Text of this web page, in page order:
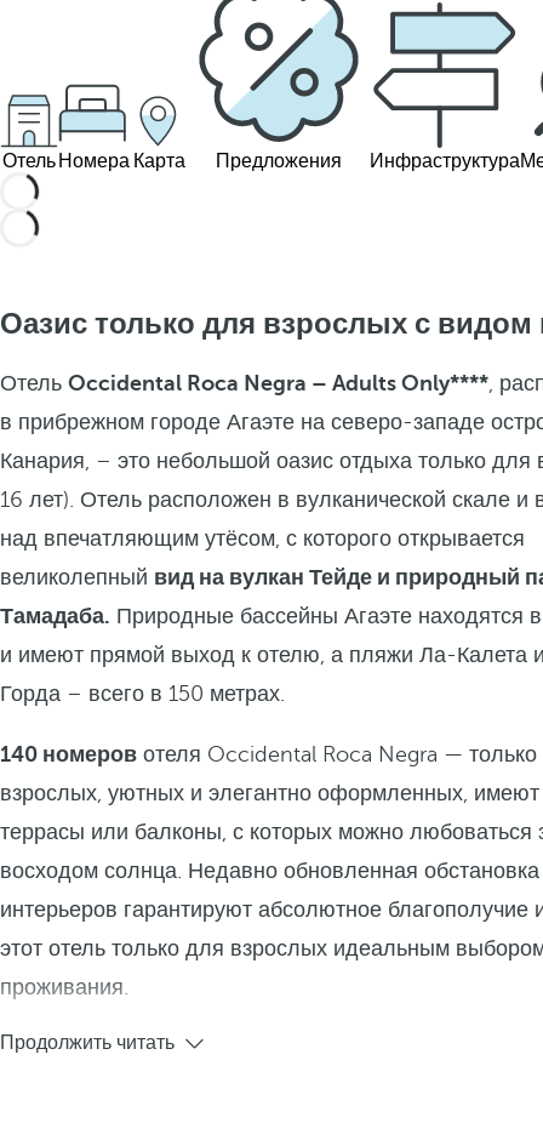
Отель Номера Карта Предложения Инфраструктура
Оазис только для взрослых с видом
Отель Occidental Roca Negra – Adults Only****,
в прибрежном городе Агаэте на северо-западе
Канария, – это небольшой оазис отдыха только для
16 лет). Отель расположен в вулканической скале и
над впечатляющим утёсом, с которого открывается
великолепный вид на вулкан Тейде и природный
Тамадаба. Природные бассейны Агаэте находятся
и имеют прямой выход к отелю, а пляжи Ла-Калета
Горда – всего в 150 метрах.
140 номеров отеля Occidental Roca Negra —
взрослых, уютных и элегантно оформленных,
террасы или балконы, с которых можно любоваться
восходом солнца. Недавно обновленная
интерьеров гарантируют абсолютное благополучие
этот отель только для взрослых идеальным
проживания.
Продолжить читать